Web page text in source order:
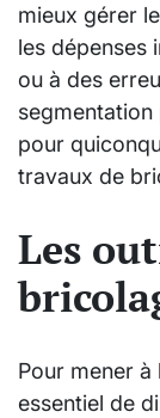
mieux gérer
les dépenses
ou à des
pour
travaux de
Les
Pour mener
essentiel de